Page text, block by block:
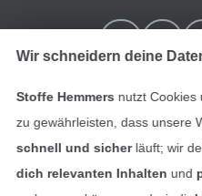
Wir schneidern deine
Stoffe Hemmers nutzt Cookies
zu gewährleisten, dass unsere
schnell und sicherläuft; wir
dich relevanten Inhalten und